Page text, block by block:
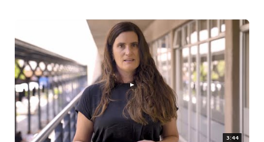
3:44